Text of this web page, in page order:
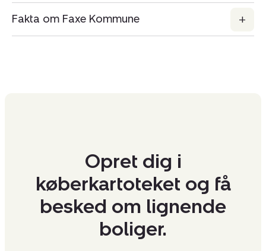
Fakta om Faxe Kommune
Opret dig i
køberkartoteket og få
besked om lignende
boliger.